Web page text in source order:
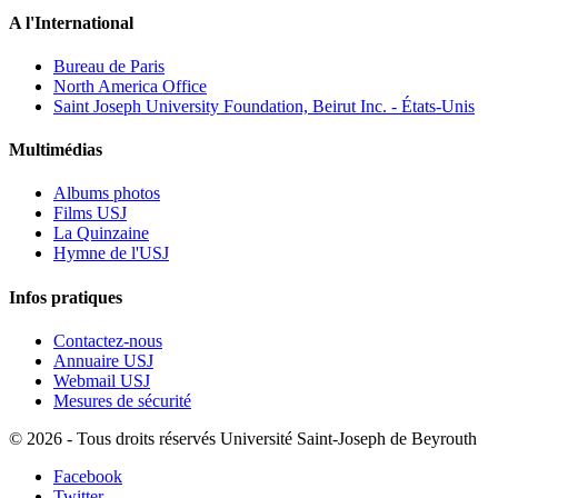
A l'International
Bureau de Paris
North America Office
Saint Joseph University Foundation, Beirut Inc. - États-Unis
Multimédias
Albums photos
Films USJ
La Quinzaine
Hymne de l'USJ
Infos pratiques
Contactez-nous
Annuaire USJ
Webmail USJ
Mesures de sécurité
© 2026 - Tous droits réservés Université Saint-Joseph de Beyrouth
Facebook